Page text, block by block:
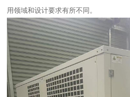
用领域和设计要求有所不同。